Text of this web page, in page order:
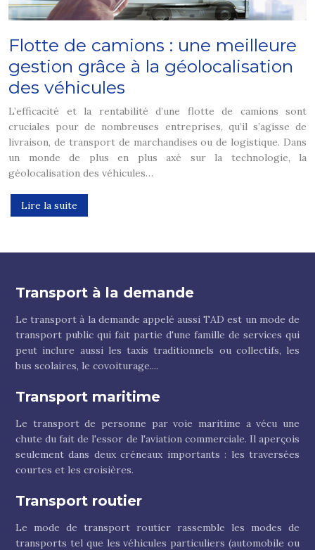
Flotte de camions : une meilleure
gestion grâce à la géolocalisation
des véhicules
L’efficacité et la rentabilité d’une flotte de camions sont
cruciales pour de nombreuses entreprises, qu’il s’agisse de
livraison, de transport de marchandises ou de logistique. Dans
un monde de plus en plus axé sur la technologie, la
géolocalisation des véhicules…
Lire la suite
Transport à la demande
Le transport à la demande appelé aussi TAD est un mode de
transport public qui fait partie d'une famille de services qui
peut inclure aussi les taxis traditionnels ou collectifs, les
bus scolaires, le covoiturage....
Transport maritime
Le transport de personne par voie maritime a vécu une
chute du fait de l'essor de l'aviation commerciale. Il aperçois
seulement dans deux créneaux importants : les traversées
courtes et les croisières.
Transport routier
Le mode de transport routier rassemble les modes de
transports tel que les véhicules particuliers (automobile ou